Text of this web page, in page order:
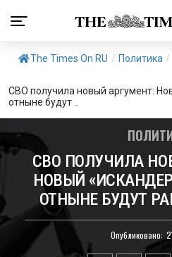
The Times On RU / Политика /
СВО получила новый аргумент:
отныне будут ..
СВО ПОЛУЧИЛА
НОВЫЙ
ОТНЫНЕ БУДУТ
Опубликовано: